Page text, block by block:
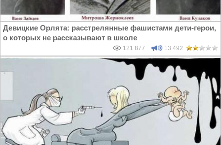
Девицкие Орлята: расстрелянные фашистами дети-герои,
о которых не рассказывают в школе
121 877 13 492